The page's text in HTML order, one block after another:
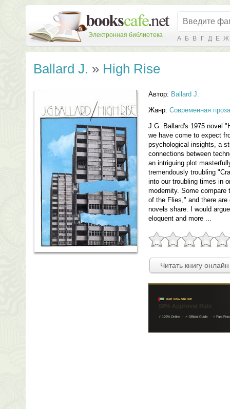
Электронная библиотека А Б В Г Д Е Ж
Ballard J. » High Rise
Автор: Ballard J.
Жанр: Современная проза
J.G. Ballard's 1975 novel
we have come to expect
psychological insights, a
connections between
an intriguing plot
tremendously troubling
into our troubling times in
modernity. Some compare
of the Flies," and there
novels share. I would
eloquent and more ...
Читать книгу